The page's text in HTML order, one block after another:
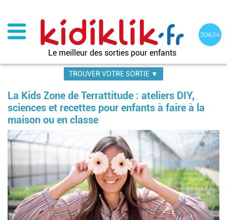
contenu
principal
Le meilleur des sorties pour enfants
TROUVER VOTRE SORTIE ▼
La Kids Zone de Terrattitude : ateliers DIY,
sciences et recettes pour enfants à faire à la
maison ou en classe
Image